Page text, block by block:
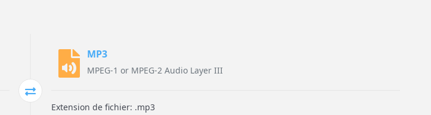
MP3
MPEG-1 or MPEG-2 Audio Layer III
Extension de fichier: .mp3